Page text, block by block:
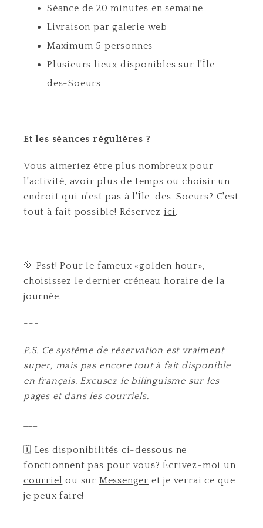
Séance de 20 minutes en semaine
Livraison par galerie web
Maximum 5 personnes
Plusieurs lieux disponibles sur l'Île-
des-Soeurs
Et les séances régulières ?
Vous aimeriez être plus nombreux pour
l'activité, avoir plus de temps ou choisir un
endroit qui n'est pas à l'Île-des-Soeurs? C'est
tout à fait possible! Réservez ici.
🌞 Psst! Pour le fameux «golden hour»,
choisissez le dernier créneau horaire de la
journée.
---
P.S. Ce système de réservation est vraiment
super, mais pas encore tout à fait disponible
en français. Excusez le bilinguisme sur les
pages et dans les courriels.
🗓️ Les disponibilités ci-dessous ne
fonctionnent pas pour vous? Écrivez-moi un
courriel ou sur Messenger et je verrai ce que
je peux faire!